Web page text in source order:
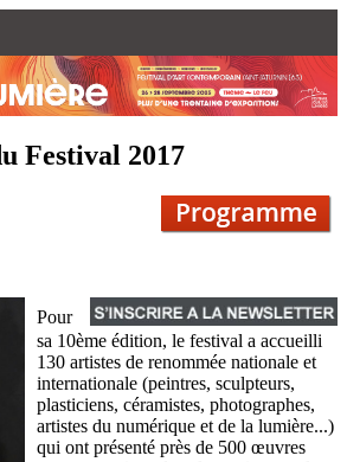
Festival 2017
Pour
sa 10ème édition, le festival a accueilli
130 artistes de renommée nationale et
internationale (peintres, sculpteurs,
plasticiens, céramistes, photographes,
artistes du numérique et de la lumière...)
qui ont présenté près de 500 œuvres